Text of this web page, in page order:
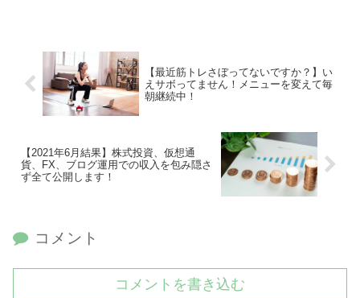
【最近筋トレさぼってないですか？】い
えサボってません！メニューを変えて毎
朝継続中！
【2021年6月結果】株式投資、仮想通
貨、FX、ブログ運用での収入を包み隠さ
ず全て公開します！
コメント
コメントを書き込む